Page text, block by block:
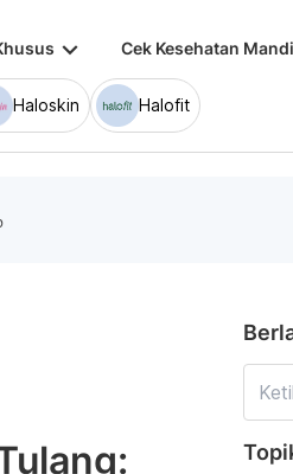
keyboard_arrow_down Cek Kesehatan
Haloskin Halofit